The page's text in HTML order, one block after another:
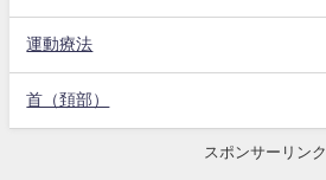
運動療法
首（頚部）
スポンサーリンク